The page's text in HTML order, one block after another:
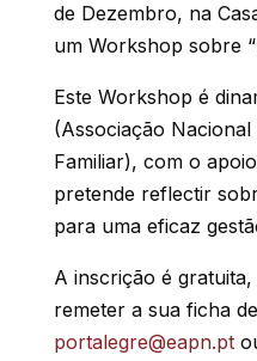
de Dezembro, na
um Workshop sobre
Este Workshop é
(Associação
Familiar), com o
pretende reflectir
para uma eficaz
A inscrição é
remeter a sua ficha
portalegre@eapn.pt